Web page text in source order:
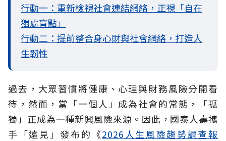
行動一：重新檢視社會連結網絡，正視「自在
獨處盲點」
行動二：提前整合身心財與社會網絡，打造人
生韌性
過去，大眾習慣將健康、心理與財務風險分開看
待，然而，當「一個人」成為社會的常態，「孤
獨」正成為一種新興風險來源。因此，國泰人壽攜
手「遠見」發布的《2026人生風險趨勢調查報